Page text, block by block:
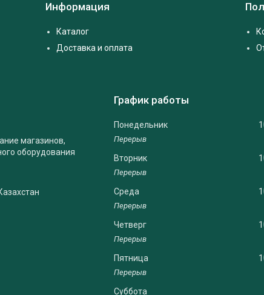
Информация
Каталог
Доставка и оплата
магазинов,
оборудования
График работы
Понедельник
Вторник
Среда
Четверг
Пятница
Суббота